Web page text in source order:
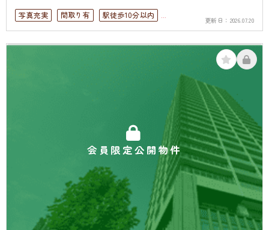
写真充実 間取り有
駅徒歩10分以内
ペット可
上下水道完備
更新日： 2026.07.20
会員限定公開物件